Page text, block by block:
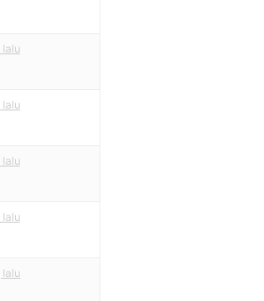
lalu
lalu
lalu
lalu
lalu